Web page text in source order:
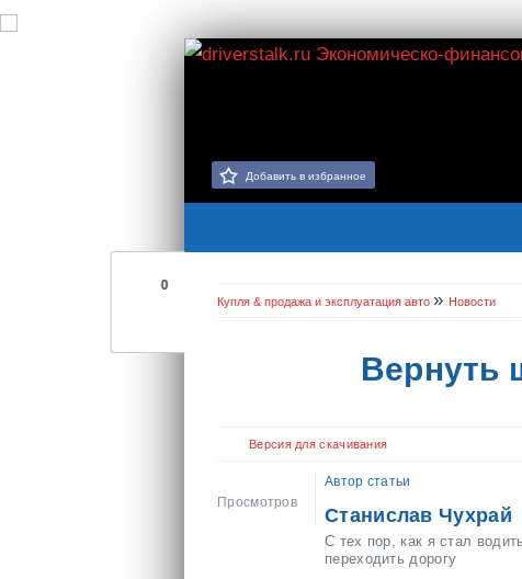
Добавить в избранное
0
Купля & продажа и эксплуатация авто » Новости
Вернуть
Версия для скачивания
Просмотров
Автор статьи
Станислав Чухрай
С тех пор, как я стал
переходить дорогу